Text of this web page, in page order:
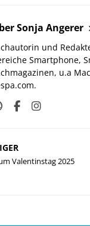
Sonja Angerer
und
Smartphone,
u.a
Valentinstag 2025